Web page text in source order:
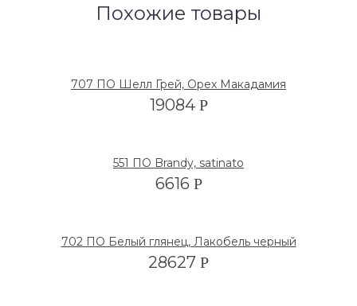
Похожие товары
707 ПО Шелл Грей, Орех Макадамия
19084 Р
551 ПО Brandy, satinato
6616 Р
702 ПО Белый глянец, Лакобель черный
28627 Р